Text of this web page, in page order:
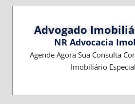
Advogado
NR Advocacia
Agende Agora Sua Consulta
Imobiliário